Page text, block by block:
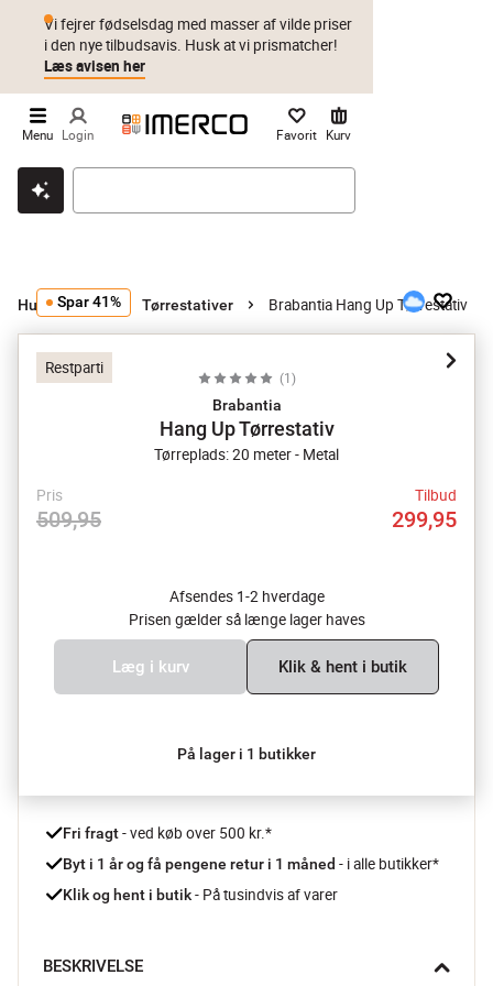
Klik & hent Byt i 1 år Prismatch
Vi fejrer fødselsdag med masser af vilde priser
i den nye tilbudsavis. Husk at vi prismatcher!
Læs avisen her
Menu Login Favorit Kurv
Husholdning Tørrestativer Brabantia Hang Up Tørrestativ
Restparti
Spar 41%
(1 )
Brabantia
Hang Up Tørrestativ
Tørreplads: 20 meter - Metal
Pris
509,95
Tilbud
299,95
Afsendes 1-2 hverdage
Prisen gælder så længe lager haves
Læg i kurv Klik & hent i butik
På lager i 1 butikker
Fri fragt - ved køb over 500 kr.*
Byt i 1 år og få pengene retur i 1 måned - i alle butikker*
Klik og hent i butik - På tusindvis af varer
BESKRIVELSE